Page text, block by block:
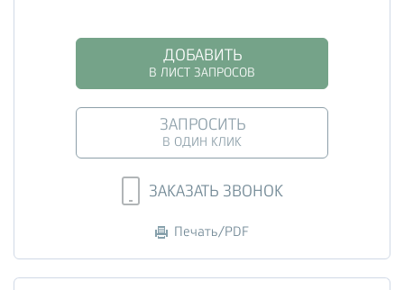
ДОБАВИТЬ
В ЛИСТ ЗАПРОСОВ
ЗАПРОСИТЬ
В ОДИН КЛИК
ЗАКАЗАТЬ ЗВОНОК
Печать/PDF